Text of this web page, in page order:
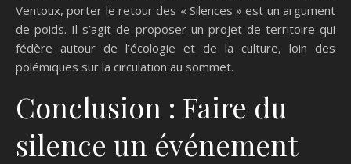
Ventoux, porter le retour des « Silences » est un argument
de poids. Il s’agit de proposer un projet de territoire qui
fédère autour de l’écologie et de la culture, loin des
polémiques sur la circulation au sommet.
Conclusion : Faire du
silence un événement